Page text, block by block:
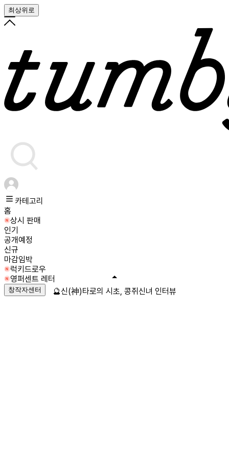
최상위로
카테고리
홈
상시 판매
인기
공개예정
신규
마감임박
럭키드로우
영퍼센트 레터
창작자센터 🔮신(神)타로의 시초, 콩쥐신녀 인터뷰